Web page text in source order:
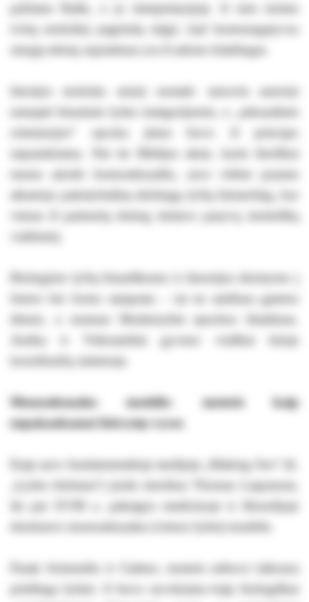
pačiame Rašte, o jo interpretacijoje. Ir mes turime
tvirtą mokslinį pagrindą teigti, kad homonegatyvus
senųjų tekstų supratimas yra iš anksto klaidingas.
Istorijos mokslas seniai nustatė: senovės autoriai
nemąstė binarinės lyties kategorijomis, o „seksualinės
orientacijos“ sąvoka jiems buvo iš principo
nepasiekiama. Net tie Biblijos aktai, kurie išoriškai
mums atrodo homoseksualūs, savo vidine prasme
atkartojo patriarchalinę skirtingų lyčių hierarchiją, kur
vienas iš partnerių tiesiog imitavo pasyvų moterišką
vaidmenį.
Biologinio lyčių binariškumo ir žmonijos skirstymo į
samprata – tai ne amžinas gamtos
dėsnis, o nesenas Modernybės epochos išradimas.
Antika ir Viduramžiai gyveno visiškai kitoje
koordinačių sistemoje.
Monoseksualus modelis: moteris kaip
nepakankamai išsivystęs vyras
Kaip savo fundamentalioje studijoje „Making Sex“ (lt.
„Lyties kūrimas“) įrodo istorikas Thomas Laqueuras,
iki pat XVIII a. pabaigos medicinoje ir filosofijoje
dominavo monoseksualus (vienos lyties) modelis.
Pasak Aristotelio ir Galeno, moteris nebuvo laikoma
priešinga lytimi. Ji buvo suvokiama kaip biologiškai